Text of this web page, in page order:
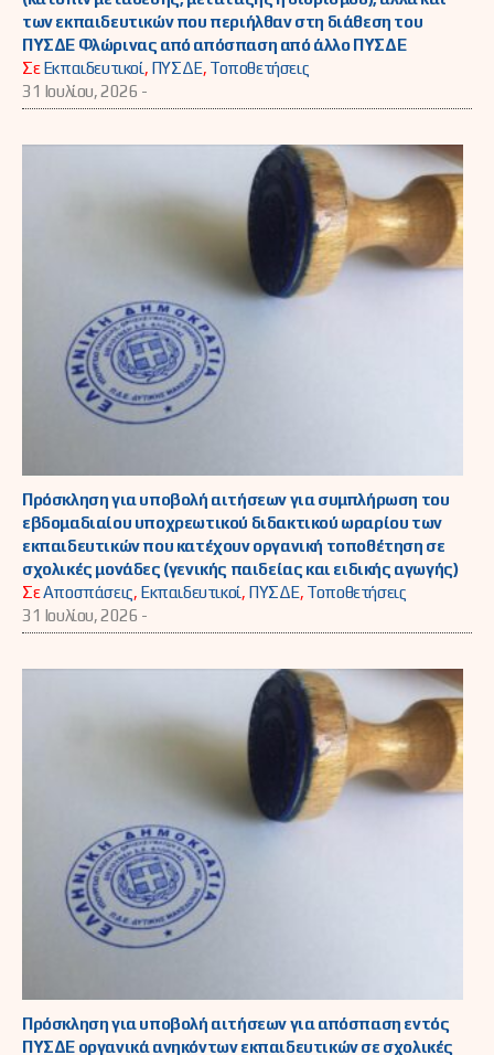
των εκπαιδευτικών που περιήλθαν στη διάθεση του
ΠΥΣΔΕ Φλώρινας από απόσπαση από άλλο ΠΥΣΔΕ
ΣεΕκπαιδευτικοί, ΠΥΣΔΕ, Τοποθετήσεις
31 Ιουλίου, 2026 -
Πρόσκληση για υποβολή αιτήσεων για συμπλήρωση του
εβδομαδιαίου υποχρεωτικού διδακτικού ωραρίου των
εκπαιδευτικών που κατέχουν οργανική τοποθέτηση σε
σχολικές μονάδες (γενικής παιδείας και ειδικής αγωγής)
ΣεΑποσπάσεις, Εκπαιδευτικοί, ΠΥΣΔΕ, Τοποθετήσεις
31 Ιουλίου, 2026 -
Πρόσκληση για υποβολή αιτήσεων για απόσπαση εντός
ΠΥΣΔΕ οργανικά ανηκόντων εκπαιδευτικών σε σχολικές